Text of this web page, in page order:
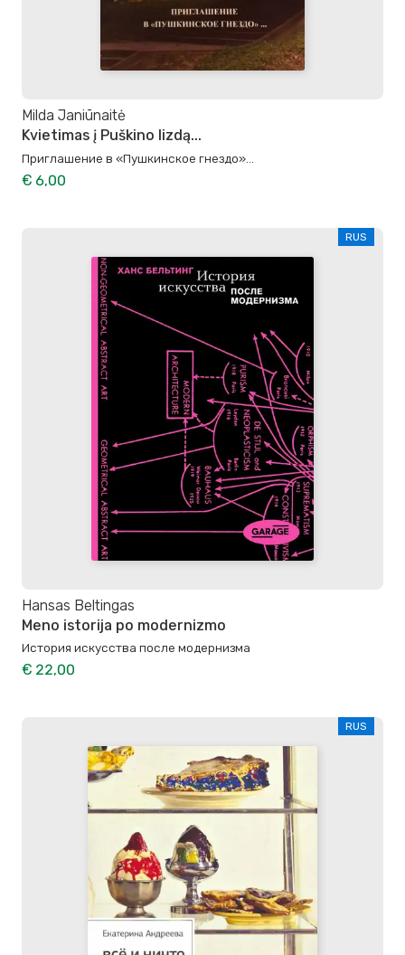
Milda Janiūnaitė
Kvietimas į Puškino lizdą...
Приглашение в «Пушкинское гнездо»...
€ 6,00
RUS
Hansas Beltingas
Meno istorija po modernizmo
История искусства после модернизма
€ 22,00
RUS